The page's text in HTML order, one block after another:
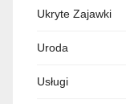
Ukryte Zajawki
Uroda
Usługi